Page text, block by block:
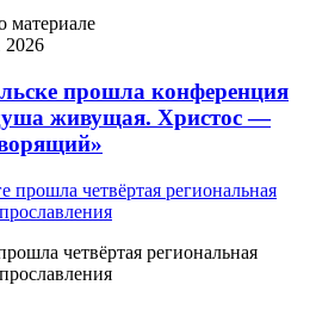
материале
2026
прошла конференция
живущая. Христос —
четвёртая региональная